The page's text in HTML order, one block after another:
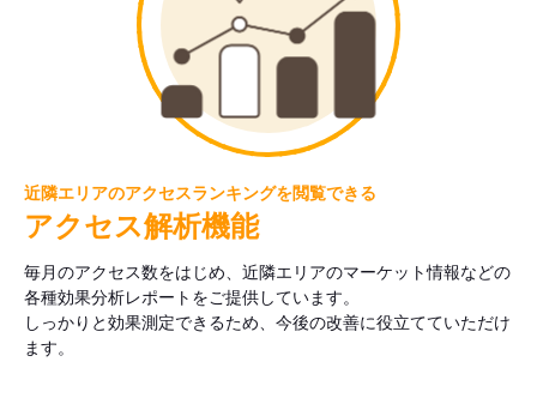
近隣エリアのアクセスランキングを閲覧できる
アクセス解析機能
毎月のアクセス数をはじめ、近隣エリアのマーケット情報などの
各種効果分析レポートをご提供しています。
しっかりと効果測定できるため、今後の改善に役立てていただけ
ます。